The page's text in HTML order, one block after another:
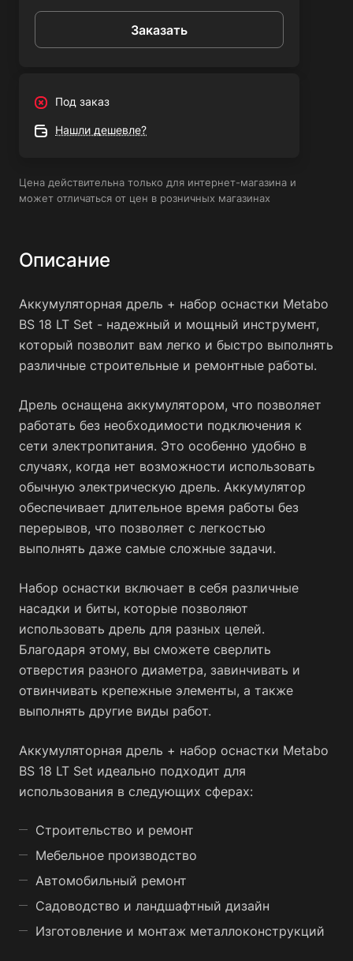
Строительство и ремонт
Мебельное производство
обладает высокой производительностью и точностью,
что позволяет получать качественные результаты
Аккумуляторная дрель + набор оснастки Metabo BS 18
строительных и ремонтных задач. Приобретите его
сегодня и убедитесь в его высоком качестве и
функциональности.
Заказать
Под заказ
Нашли дешевле?
Цена действительна только для интернет-магазина и
может отличаться от цен в розничных магазинах
Описание
Аккумуляторная дрель + набор оснастки Metabo
BS 18 LT Set - надежный и мощный инструмент,
который позволит вам легко и быстро выполнять
различные строительные и ремонтные работы.
Дрель оснащена аккумулятором, что позволяет
работать без необходимости подключения к
сети электропитания. Это особенно удобно в
случаях, когда нет возможности использовать
обычную электрическую дрель. Аккумулятор
обеспечивает длительное время работы без
перерывов, что позволяет с легкостью
выполнять даже самые сложные задачи.
Набор оснастки включает в себя различные
насадки и биты, которые позволяют
использовать дрель для разных целей.
Благодаря этому, вы сможете сверлить
отверстия разного диаметра, завинчивать и
отвинчивать крепежные элементы, а также
выполнять другие виды работ.
Аккумуляторная дрель + набор оснастки Metabo
BS 18 LT Set идеально подходит для
использования в следующих сферах:
Строительство и ремонт
Мебельное производство
Автомобильный ремонт
Садоводство и ландшафтный дизайн
Изготовление и монтаж металлоконструкций